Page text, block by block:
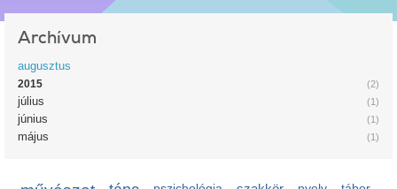
Archívum
augusztus
(2)
2015
(1)
július
(1)
június
(1)
május